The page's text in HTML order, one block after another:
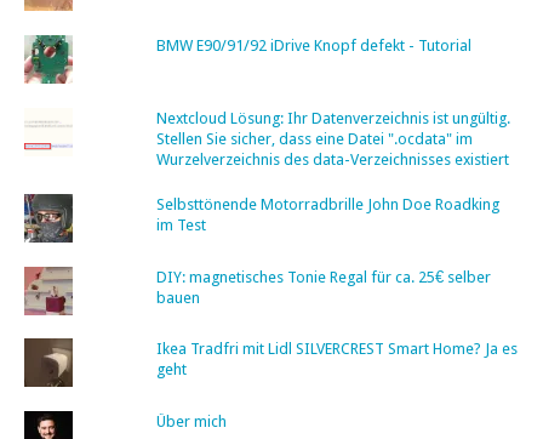
BMW E90/91/92 iDrive Knopf defekt - Tutorial
Nextcloud Lösung: Ihr Datenverzeichnis ist ungültig.
Stellen Sie sicher, dass eine Datei ".ocdata" im
Wurzelverzeichnis des data-Verzeichnisses existiert
Selbsttönende Motorradbrille John Doe Roadking
im Test
DIY: magnetisches Tonie Regal für ca. 25€ selber
bauen
Ikea Tradfri mit Lidl SILVERCREST Smart Home? Ja es
geht
Über mich